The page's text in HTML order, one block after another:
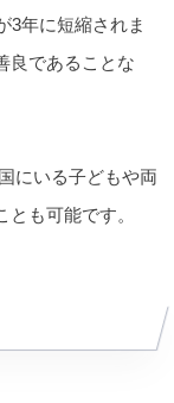
3年に短縮されま
良であることな
にいる子どもや両
も可能です。